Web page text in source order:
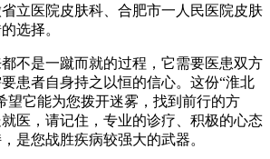
立医院皮肤科、合肥市一人民医院皮肤
选择。
不是一蹴而就的过程，它需要医患双方
患者自身持之以恒的信心。这份“淮北
望它能为您拨开迷雾，找到前行的方
医，请记住，专业的诊疗、积极的心态
是您战胜疾病较强大的武器。